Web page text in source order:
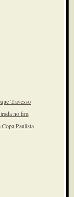
Travesso
no fim
Paulista